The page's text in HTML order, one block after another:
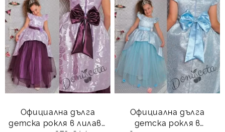
Официална дълга
детска рокля в лилаво
Официална дълга
детска рокля в